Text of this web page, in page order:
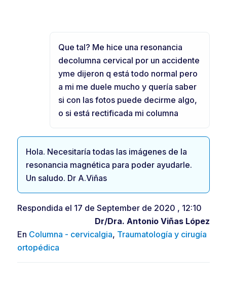
Que tal? Me hice una resonancia
decolumna cervical por un accidente
yme dijeron q está todo normal pero
a mi me duele mucho y quería saber
si con las fotos puede decirme algo,
o si está rectificada mi columna
Hola. Necesitaría todas las imágenes de la
resonancia magnética para poder ayudarle.
Un saludo. Dr A.Viñas
Respondida el 17 de September de 2020 , 12:10
Dr/Dra. Antonio Viñas López
En Columna - cervicalgia, Traumatología y cirugía
ortopédica